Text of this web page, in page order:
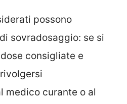
possono
sovradosaggio: se si
consigliate e
medico curante o al